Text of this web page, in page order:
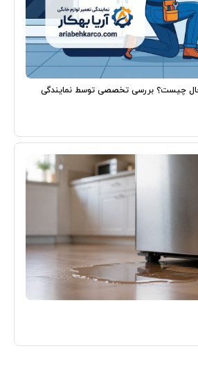
چیست؟ بررسی تخصصی توسط نمایندگی